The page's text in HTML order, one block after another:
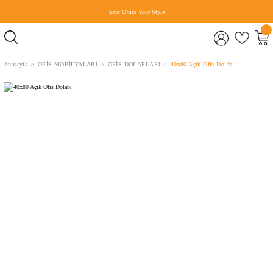
Your Office Your Style
Anasayfa OFİS MOBİLYALARI OFİS DOLAPLARI 40x80 Açık Ofis Dolabı